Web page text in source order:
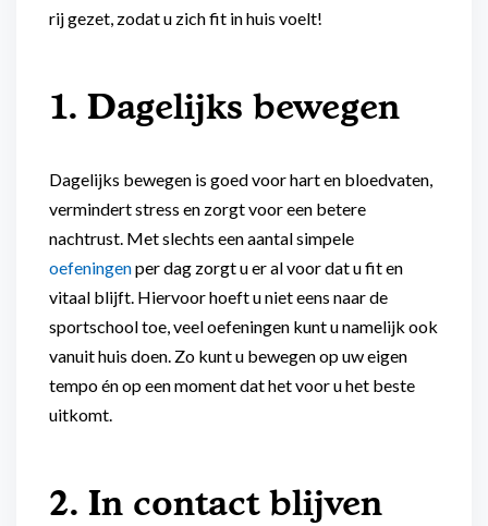
rij gezet, zodat u zich fit in huis voelt!
1. Dagelijks bewegen
Dagelijks bewegen is goed voor hart en bloedvaten,
vermindert stress en zorgt voor een betere
nachtrust. Met slechts een aantal simpele
oefeningenper dag zorgt u er al voor dat u fit en
vitaal blijft. Hiervoor hoeft u niet eens naar de
sportschool toe, veel oefeningen kunt u namelijk ook
vanuit huis doen. Zo kunt u bewegen op uw eigen
tempo én op een moment dat het voor u het beste
uitkomt.
2. In contact blijven